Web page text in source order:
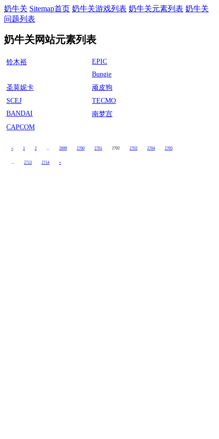
奶牛关 Sitemap首页 奶牛关游戏列表 奶牛关元素列表 奶牛关
问题列表
奶牛关网站元素列表
铃木裕
EPIC
Bungie
圣莫妮卡
顽皮狗
SCEJ
TECMO
BANDAI
南梦宫
CAPCOM
« 1 2 ... 2699 2700 2701 2702 2703 2704 2705
... 2713 2714 »